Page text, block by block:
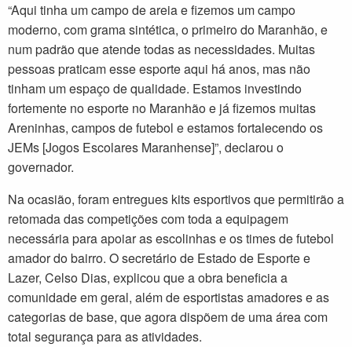
“Aqui tinha um campo de areia e fizemos um campo
moderno, com grama sintética, o primeiro do Maranhão, e
num padrão que atende todas as necessidades. Muitas
pessoas praticam esse esporte aqui há anos, mas não
tinham um espaço de qualidade. Estamos investindo
fortemente no esporte no Maranhão e já fizemos muitas
Areninhas, campos de futebol e estamos fortalecendo os
JEMs [Jogos Escolares Maranhense]”, declarou o
governador.
Na ocasião, foram entregues kits esportivos que permitirão a
retomada das competições com toda a equipagem
necessária para apoiar as escolinhas e os times de futebol
amador do bairro. O secretário de Estado de Esporte e
Lazer, Celso Dias, explicou que a obra beneficia a
comunidade em geral, além de esportistas amadores e as
categorias de base, que agora dispõem de uma área com
total segurança para as atividades.